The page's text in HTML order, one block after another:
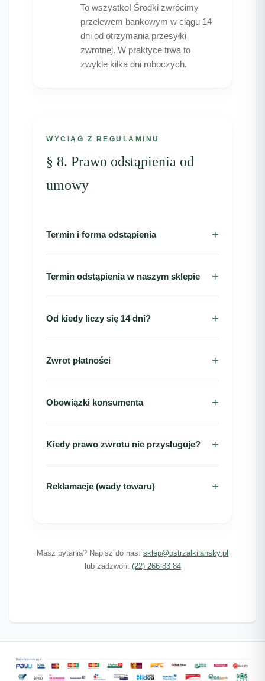
To wszystko! Środki zwrócimy
przelewem bankowym w ciągu 14
dni od otrzymania przesyłki
zwrotnej. W praktyce trwa to
zwykle kilka dni roboczych.
WYCIĄG Z REGULAMINU
§ 8. Prawo odstąpienia od
umowy
Termin i forma odstąpienia
Termin odstąpienia w naszym sklepie
Od kiedy liczy się 14 dni?
Zwrot płatności
Obowiązki konsumenta
Kiedy prawo zwrotu nie przysługuje?
Reklamacje (wady towaru)
Masz pytania? Napisz do nas: sklep@ostrzalkilansky.pl
lub zadzwoń: (22) 266 83 84